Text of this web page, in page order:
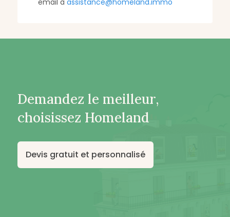
Demandez le meilleur,
choisissez Homeland
Devis gratuit et personnalisé